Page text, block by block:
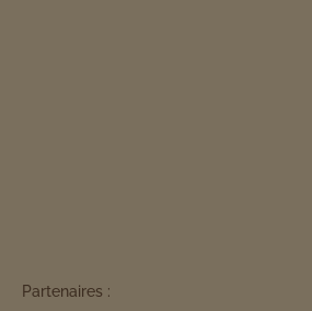
Partenaires :